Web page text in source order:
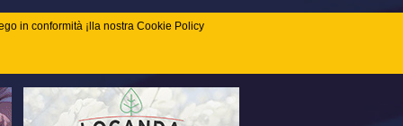
in conformità ¡lla nostra Cookie Policy